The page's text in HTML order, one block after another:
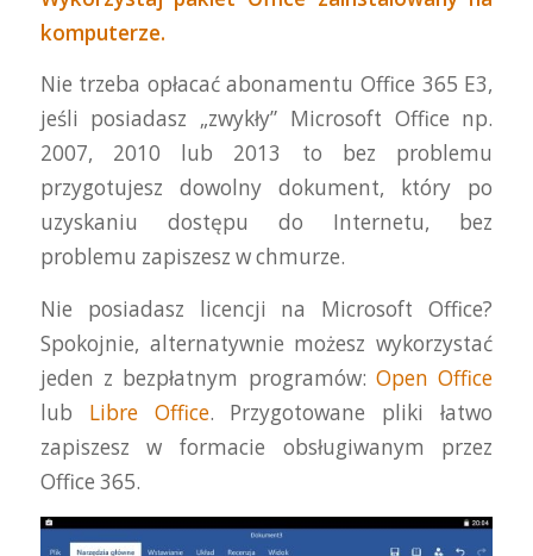
komputerze.
Nie trzeba opłacać abonamentu Office 365 E3,
jeśli posiadasz „zwykły” Microsoft Office np.
2007, 2010 lub 2013 to bez problemu
przygotujesz dowolny dokument, który po
uzyskaniu dostępu do Internetu, bez
problemu zapiszesz w chmurze.
Nie posiadasz licencji na Microsoft Office?
Spokojnie, alternatywnie możesz wykorzystać
jeden z bezpłatnym programów:Open Office
lub Libre Office. Przygotowane pliki łatwo
zapiszesz w formacie obsługiwanym przez
Office 365.